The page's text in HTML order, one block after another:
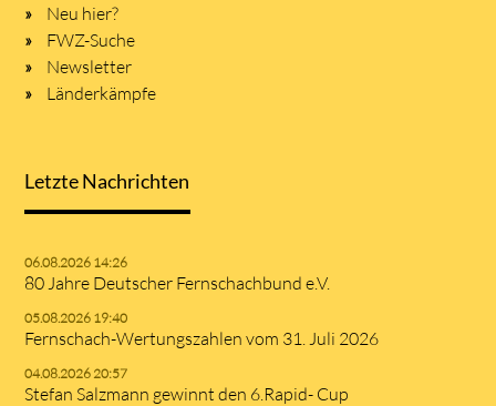
Neu hier?
FWZ-Suche
Newsletter
Länderkämpfe
Letzte Nachrichten
06.08.2026 14:26
80 Jahre Deutscher Fernschachbund e.V.
05.08.2026 19:40
Fernschach-Wertungszahlen vom 31. Juli 2026
04.08.2026 20:57
Stefan Salzmann gewinnt den 6.Rapid- Cup